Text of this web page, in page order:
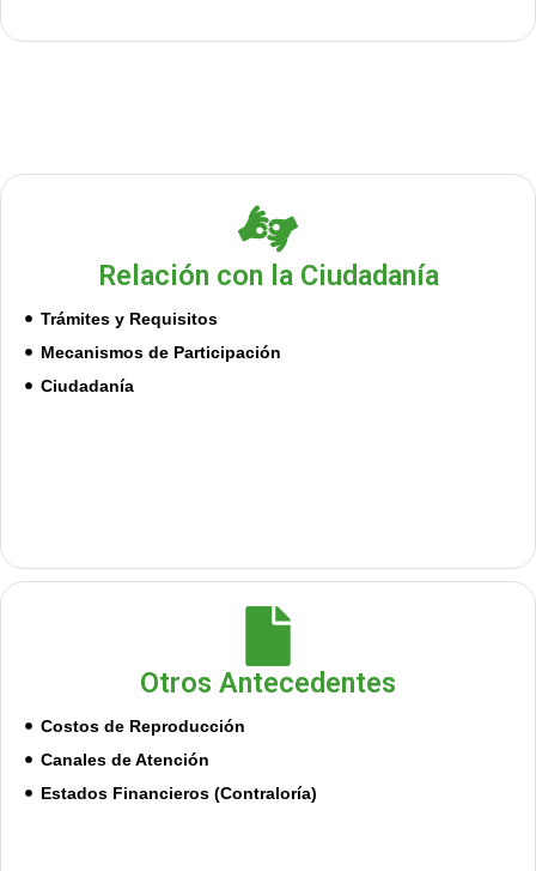
Relación con la Ciudadanía
Trámites y Requisitos
Mecanismos de Participación
Ciudadanía
Otros Antecedentes
Costos de Reproducción
Canales de Atención
Estados Financieros (Contraloría)